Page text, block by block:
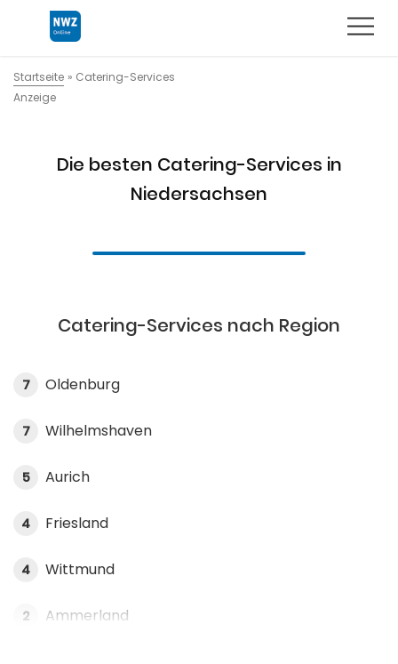
Startseite » Catering-Services
Anzeige
Die besten Catering-Services in
Niedersachsen
Catering-Services nach Region
7 Oldenburg
7 Wilhelmshaven
5 Aurich
4 Friesland
4 Wittmund
2 Ammerland